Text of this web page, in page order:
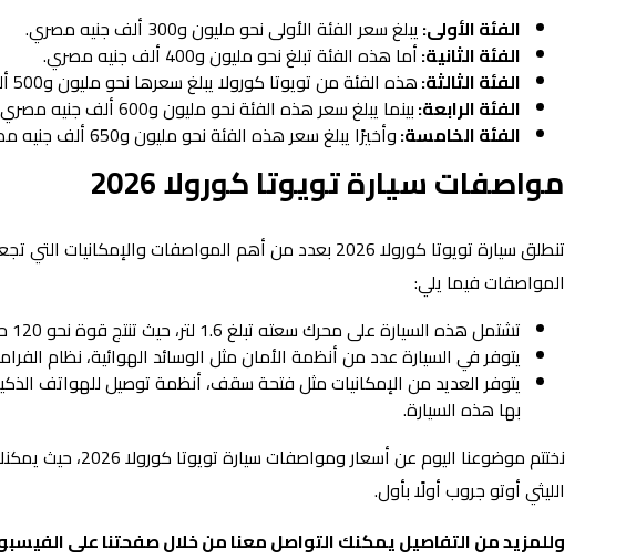
الفئة الأولى:يبلغ سعر الفئة الأولى نحو مليون و300 ألف جنيه مصري.
الفئة الثانية:أما هذه الفئة تبلغ نحو مليون و400 ألف جنيه مصري.
الفئة الثالثة:هذه الفئة من تويوتا كورولا يبلغ سعرها نحو مليون و500 ألف جنيه مصري.
الفئة الرابعة:بينما يبلغ سعر هذه الفئة نحو مليون و600 ألف جنيه مصري.
الفئة الخامسة:وأخيرًا يبلغ سعر هذه الفئة نحو مليون و650 ألف جنيه مصري.
مواصفات سيارة تويوتا كورولا 2026
تنطلق سيارة تويوتا كورولا 2026 بعدد من أهم المواصفات
المواصفات فيما يلي:
تشتمل هذه السيارة على محرك سعته تبلغ 1.6 لتر، حيث تنتج قوة نحو 120 حصان، أيضًا ناقل الحركة في هذه السيارة أوتوماتيك.
يتوفر في السيارة عدد من أنظمة الأمان مثل الوسائد الهوائية، نظام
بها هذه السيارة.
نختتم موضوعنا
الليثي أوتو جروب أولًا بأول.
وللمزيد من التفاصيل يمكنك التواصل معنا من خلال صفحتنا على